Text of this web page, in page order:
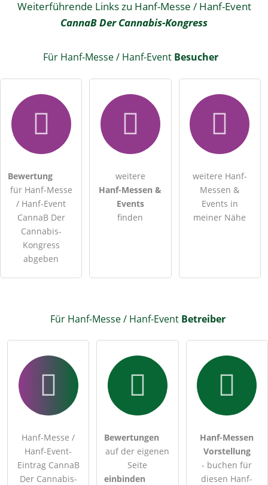
Weiterführende Links zu Hanf-Messe / Hanf-Event
CannaB Der Cannabis-Kongress
Für Hanf-Messe / Hanf-Event Besucher
Bewertung
für Hanf-Messe
/ Hanf-Event
CannaB Der
Cannabis-
Kongress
abgeben
weitere
Hanf-Messen &
Events
finden
weitere Hanf-
Messen &
Events in
meiner Nähe
Für Hanf-Messe / Hanf-Event Betreiber
Hanf-Messe /
Hanf-Event-
Eintrag CannaB
Der Cannabis-
Bewertungen
auf der eigenen
Seite
einbinden
Hanf-Messen
Vorstellung
- buchen für
diesen Hanf-